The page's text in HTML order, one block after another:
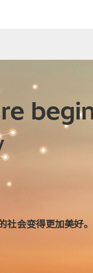
领导团队 - 管
全球研发机构
研究领域
AI和数据科学
材料科学及制造
会变得更加美好。